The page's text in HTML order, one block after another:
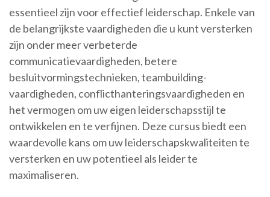
essentieel zijn voor effectief leiderschap. Enkele van
de belangrijkste vaardigheden die u kunt versterken
zijn onder meer verbeterde
communicatievaardigheden, betere
besluitvormingstechnieken, teambuilding-
vaardigheden, conflicthanteringsvaardigheden en
het vermogen om uw eigen leiderschapsstijl te
ontwikkelen en te verfijnen. Deze cursus biedt een
waardevolle kans om uw leiderschapskwaliteiten te
versterken en uw potentieel als leider te
maximaliseren.